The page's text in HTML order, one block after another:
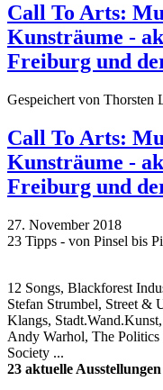
Call To Arts:
Kunsträume -
Freiburg und
Gespeichert von Thorsten
Call To Arts:
Kunsträume -
Freiburg und
27. November 2018
23 Tipps - von Pinsel bis
12 Songs, Blackforest
Stefan Strumbel, Street &
Klangs,
Andy Warhol, The
Society ...
23 aktuelle